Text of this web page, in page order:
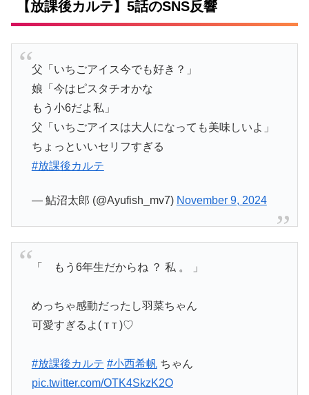
【放課後カルテ】5話のSNS反響
父「いちごアイス今でも好き？」
娘「今はピスタチオかな
もう小6だよ私」
父「いちごアイスは大人になっても美味しいよ」
ちょっといいセリフすぎる
#放課後カルテ
— 鮎沼太郎 (@Ayufish_mv7) November 9, 2024
「 もう6年生だからね ？ 私 。 」
めっちゃ感動だったし羽菜ちゃん
可愛すぎるよ( т т )♡
#放課後カルテ #小西希帆ちゃん
pic.twitter.com/OTK4SkzK2O